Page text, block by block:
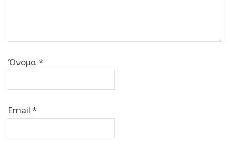
Όνομα*
Email *